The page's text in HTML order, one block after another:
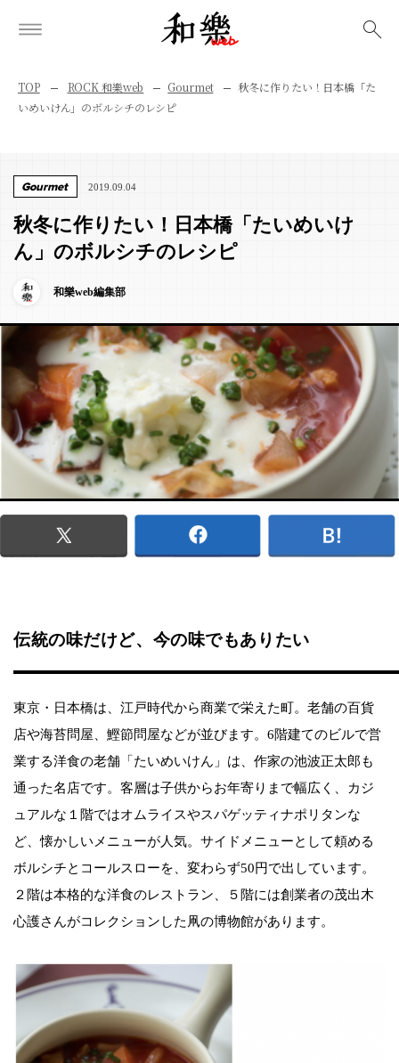
TOP ROCK 和樂web Gourmet
秋冬に作りたい！日本橋「た
いめいけん」のボルシチのレシピ
Gourmet 2019.09.04
秋冬に作りたい！日本橋「たいめいけ
ん」のボルシチのレシピ
和樂web編集部
伝統の味だけど、今の味でもありたい
東京・日本橋は、江戸時代から商業で栄えた町。老舗の百貨
店や海苔問屋、鰹節問屋などが並びます。6階建てのビルで営
業する洋食の老舗「たいめいけん」は、作家の池波正太郎も
通った名店です。客層は子供からお年寄りまで幅広く、カジ
ュアルな１階ではオムライスやスパゲッティナポリタンな
ど、懐かしいメニューが人気。サイドメニューとして頼める
ボルシチとコールスローを、変わらず50円で出しています。
２階は本格的な洋食のレストラン、５階には創業者の茂出木
心護さんがコレクションした凧の博物館があります。